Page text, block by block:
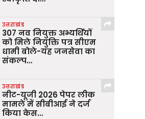
उत्तराखंड
307 नव नियुक्त अभ्यर्थियों
को मिले नियुक्ति पत्र सीएम
धामी बोले-यह जनसेवा का
संकल्प…
उत्तराखंड
नीट-यूजी 2026 पेपर लीक
मामले में सीबीआई ने दर्ज
किया केस…